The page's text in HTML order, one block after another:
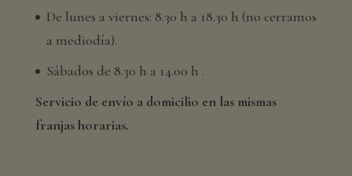
De lunes a viernes: 8.30 h a 18.30 h (no cerramos
a mediodía).
Sábados de 8.30 h a 14.00 h .
Servicio de envío a domicilio en las mismas
franjas horarias.